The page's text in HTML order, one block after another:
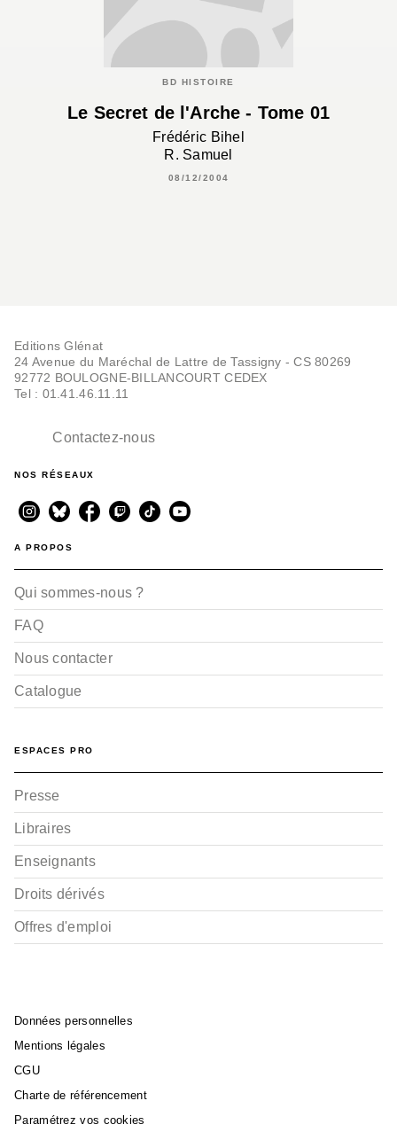
BD HISTOIRE
Le Secret de l'Arche - Tome 01
Frédéric Bihel
R. Samuel
08/12/2004
Editions Glénat
24 Avenue du Maréchal de Lattre de Tassigny - CS 80269
92772 BOULOGNE-BILLANCOURT CEDEX
Tel : 01.41.46.11.11
Contactez-nous
NOS RÉSEAUX
A PROPOS
Qui sommes-nous ?
FAQ
Nous contacter
Catalogue
ESPACES PRO
Presse
Libraires
Enseignants
Droits dérivés
Offres d'emploi
Données personnelles
Mentions légales
CGU
Charte de référencement
Paramétrez vos cookies